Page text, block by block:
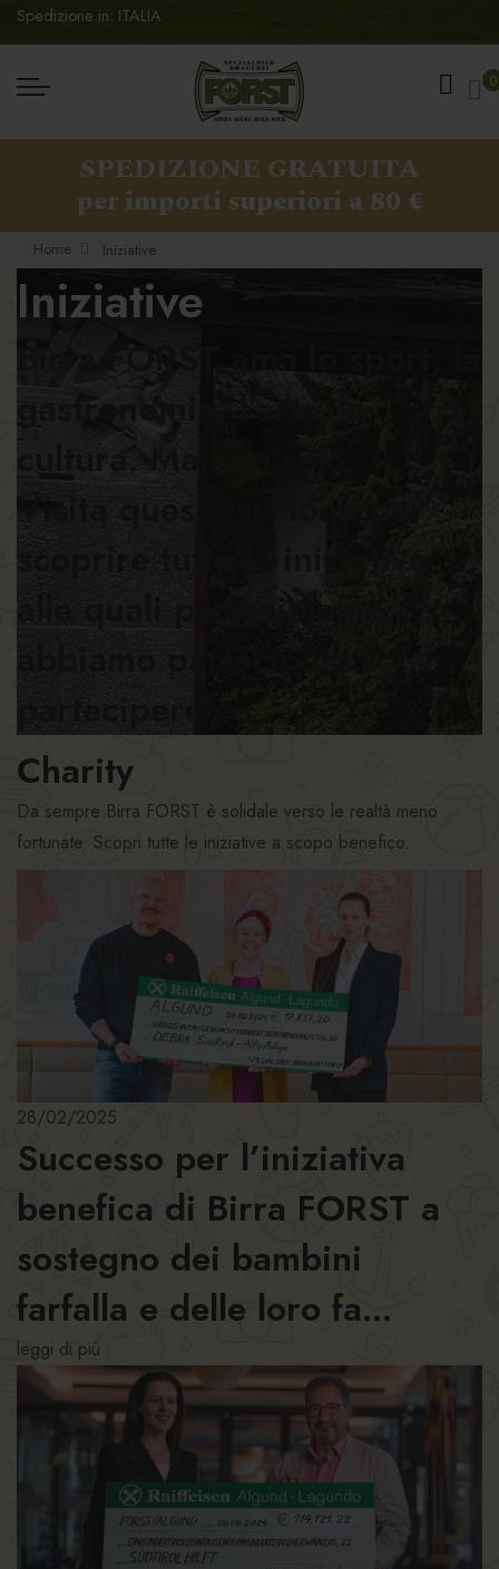
Spedizione in: ITALIA
0
SPEDIZIONE GRATUITA
per importi superiori a 80 €
Home Iniziative
Iniziative
Birra FORST ama lo sport, la
gastronomia, l’arte, la
cultura. Ma non solo.
Visita questa sezione per
scoprire tutte le iniziative
alle quali partecipiamo,
abbiamo partecipato o
Charity
Da sempre Birra FORST è solidale verso le realtà meno
fortunate. Scopri tutte le iniziative a scopo benefico.
28/02/2025
Successo per l’iniziativa
benefica di Birra FORST a
sostegno dei bambini
farfalla e delle loro fa...
leggi di più